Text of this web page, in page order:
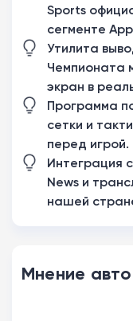
Sports
сегменте
Утилита
Чемпионата
экран в
Программа
сетки и
перед игрой.
Интеграция
News и
нашей
Мнение